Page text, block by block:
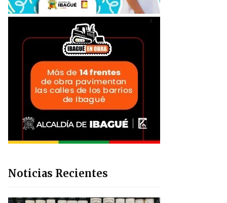
Noticias Recientes